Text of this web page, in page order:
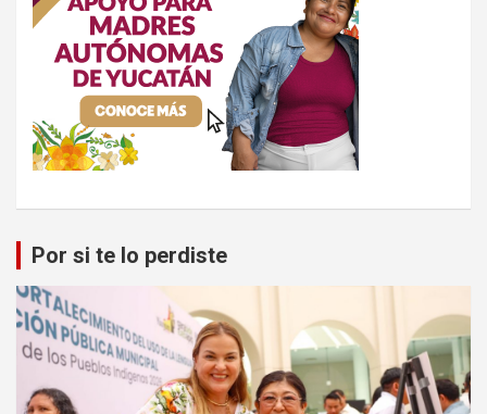
Por si te lo perdiste